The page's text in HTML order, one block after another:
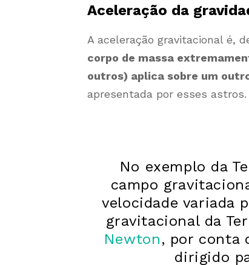
Aceleração da
A aceleração gravitacional é,
corpo de massa
outros) aplica sobre um
apresentada por esses astros.
No exemplo da
campo
velocidade variada
gravitacional da
Newton, por conta
dirigido